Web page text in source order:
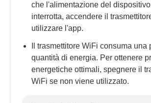
che l'alimentazione del
interrotta, accendere il
utilizzare l'app.
Il trasmettitore WiFi consuma una
quantità di energia. Per ottenere
energetiche ottimali, spegnere il
WiFi se non viene utilizzato.